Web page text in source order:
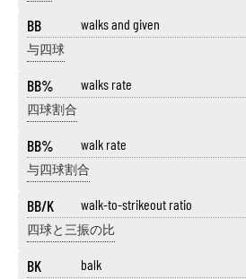
BB walks and given
与四球
BB% walks rate
四球割合
BB% walk rate
与四球割合
BB/K walk-to-strikeout ratio
四球と三振の比
BK balk